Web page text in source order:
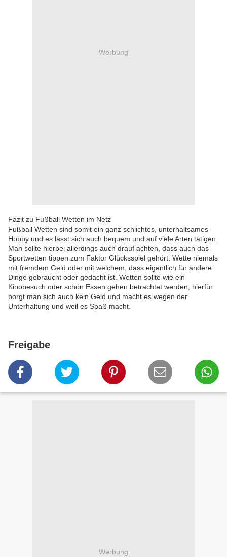
Werbung
Fazit zu Fußball Wetten im Netz
Fußball Wetten sind somit ein ganz schlichtes, unterhaltsames
Hobby und es lässt sich auch bequem und auf viele Arten tätigen.
Man sollte hierbei allerdings auch drauf achten, dass auch das
Sportwetten tippen zum Faktor Glücksspiel gehört. Wette niemals
mit fremdem Geld oder mit welchem, dass eigentlich für andere
Dinge gebraucht oder gedacht ist. Wetten sollte wie ein
Kinobesuch oder schön Essen gehen betrachtet werden, hierfür
borgt man sich auch kein Geld und macht es wegen der
Unterhaltung und weil es Spaß macht.
Freigabe
Werbung